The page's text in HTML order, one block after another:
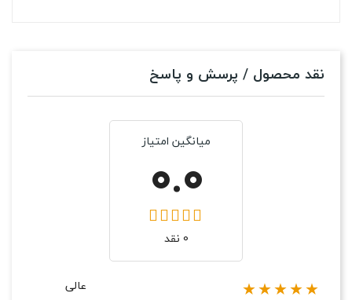
نقد محصول / پرسش و پاسخ
میانگین امتیاز
0.0
0 نقد
★★★★★
عالی